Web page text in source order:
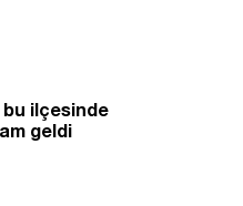
bu ilçesinde
geldi